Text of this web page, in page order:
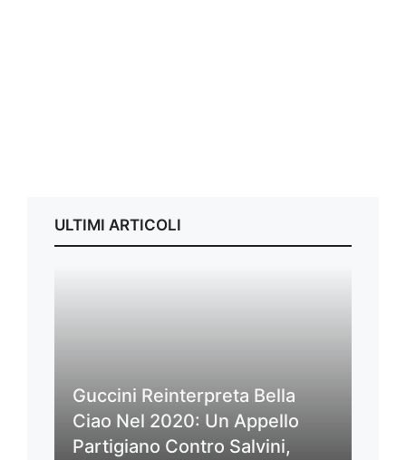
ULTIMI ARTICOLI
Guccini Reinterpreta Bella
Ciao Nel 2020: Un Appello
Partigiano Contro Salvini,